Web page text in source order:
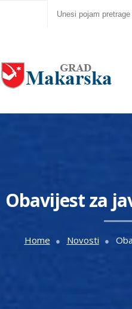
Obavijest za
Home Novosti